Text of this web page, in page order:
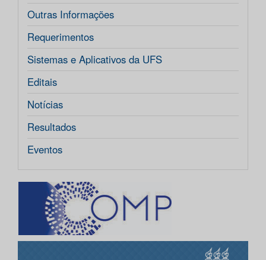
Outras Informações
Requerimentos
Sistemas e Aplicativos da UFS
Editais
Notícias
Resultados
Eventos